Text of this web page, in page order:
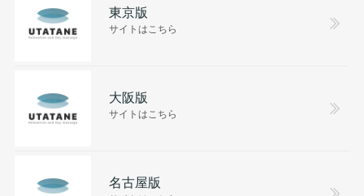
東京版
サイトはこちら
大阪版
サイトはこちら
名古屋版